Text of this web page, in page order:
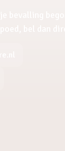
bevalling